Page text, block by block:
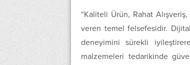
“Kaliteli Ürün, Rahat
veren temel felsefesidir.
deneyimini sürekli
malzemeleri tedarikinde